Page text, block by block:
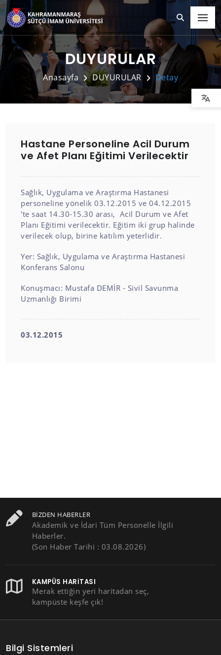
DUYURULAR
Anasayfa DUYURULAR Detay
Hastane Personeline Acil Durum
ve Afet Planı Eğitimi Verilecektir
Sağlık, Uygulama ve Araştırma Hastanesi
personeline yönelik 03.12.2015 ve 04.12.2015
'te saat 14.30-15.30 arası, Acil Durum ve Afet
Planı Eğitimi verilecektir. Eğitim iki grup halinde
verilecek olup, birine katılım yeterlidir.
Yer: Sağlık, Uygulama ve Araştırma Hastanesi
Konferans Salonu
Konuşmacı: Mustafa DEMİR - Sivil Savunma
Uzmanlığı Birimi
03.12.2015
BIZDEN HABERLER
Akademik ve İdari Tüm Personelle İlgili
Haberler.
(Son Haber Tarihi : 03.08.2026)
KAMPÜS HARITASI
Merak ettiğin yeri haritadan seç,
kampüste keşfe çık!
Bilgi Sistemleri